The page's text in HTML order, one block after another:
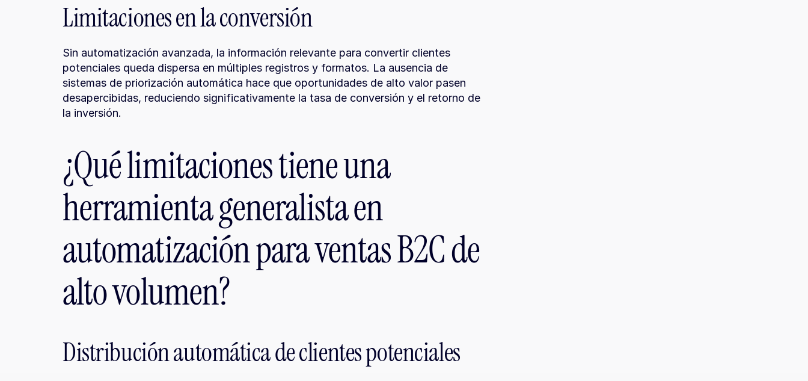
Limitaciones en la conversión
Sin automatización avanzada, la información relevante para convertir clientes
potenciales queda dispersa en múltiples registros y formatos. La ausencia de
sistemas de priorización automática hace que oportunidades de alto valor pasen
desapercibidas, reduciendo significativamente la tasa de conversión y el retorno de
la inversión.
¿Qué limitaciones tiene una
herramienta generalista en
automatización para ventas B2C de
alto volumen?
Distribución automática de clientes potenciales